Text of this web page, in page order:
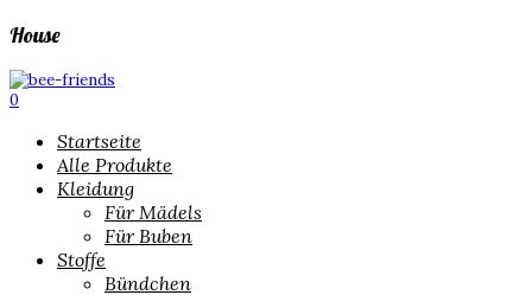
House
0
Startseite
Alle Produkte
Kleidung
Für Mädels
Für Buben
Stoffe
Bündchen